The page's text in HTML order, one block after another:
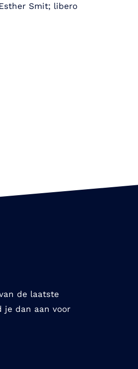
Smit; libero
de laatste
je dan aan voor